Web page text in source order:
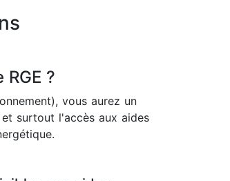
?
vous aurez un
surtout l'accès aux aides